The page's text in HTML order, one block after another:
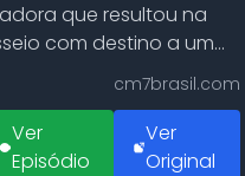
que resultou na
com destino a um
cm7brasil.com
Ver
Episódio
Ver
Original